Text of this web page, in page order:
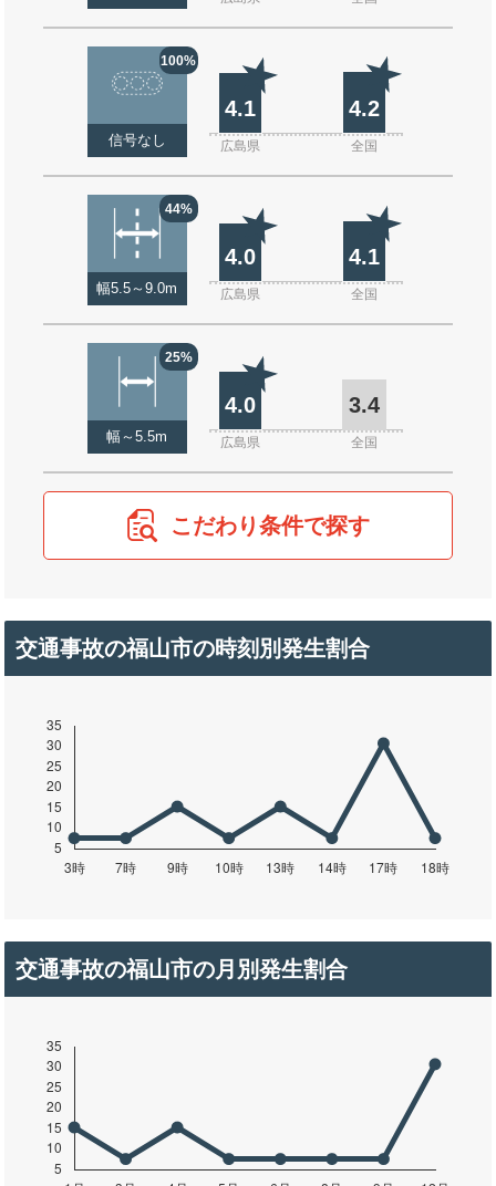
100%
信号なし
4.1 4.2
広島県 全国
44%
幅5.5～9.0m
4.0 4.1
広島県 全国
25%
幅～5.5m
4.0 3.4
広島県 全国
こだわり条件で探す
交通事故の福山市の時刻別発生割合
交通事故の福山市の月別発生割合